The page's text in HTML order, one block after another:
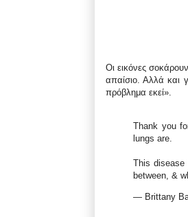
Οι εικόνες
απαίσιο. Αλλά και
πρόβλημα εκεί».
Thank you
lungs are.
This disease
between, &
— Brittany